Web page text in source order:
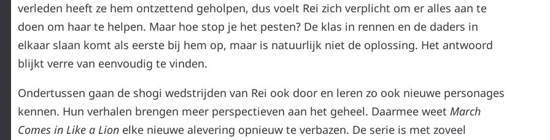
verleden heeft ze hem ontzettend geholpen, dus voelt Rei zich verplicht om er alles aan te
doen om haar te helpen. Maar hoe stop je het pesten? De klas in rennen en de daders in
elkaar slaan komt als eerste bij hem op, maar is natuurlijk niet de oplossing. Het antwoord
blijkt verre van eenvoudig te vinden.
Ondertussen gaan de shogi wedstrijden van Rei ook door en leren zo ook nieuwe personages
kennen. Hun verhalen brengen meer perspectieven aan het geheel. Daarmee weet March
Comes in Like a Lionelke nieuwe alevering opnieuw te verbazen. De serie is met zoveel